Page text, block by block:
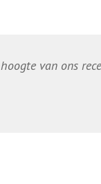
van ons